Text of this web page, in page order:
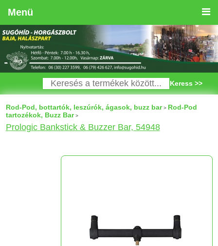
Menü
Keress >>
Rod-Pod, bottartók, leszúrók, ágasok, buzz bar> Rod-Pod
tartozékok, Buzz Bar>
Prologic Bankstick & Buzzer Bar, 54948